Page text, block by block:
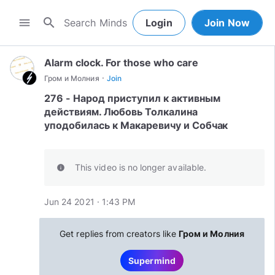
menu search Login Join Now
Alarm clock. For those who care
Гром и Молния · Join
276 - Народ приступил к активным
действиям. Любовь Толкалина
уподобилась к Макаревичу и Собчак
info This video is no longer available.
Jun 24 2021 · 1:43 PM
Get replies from creators like Гром и Молния
Supermind